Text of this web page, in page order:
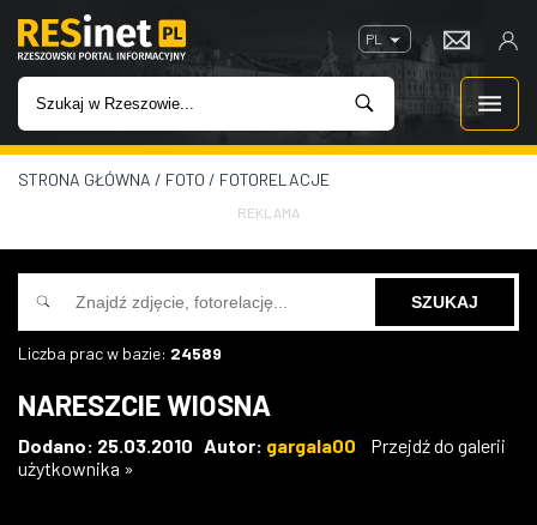
PL
WIADOMOŚCI
INWESTYCJE
IMPREZY
W KINACH
STRONA GŁÓWNA / FOTO / FOTORELACJE
REKLAMA
Liczba prac w bazie: 24589
NARESZCIE WIOSNA
Dodano: 25.03.2010 Autor: gargala00
Przejdź do galerii
użytkownika »